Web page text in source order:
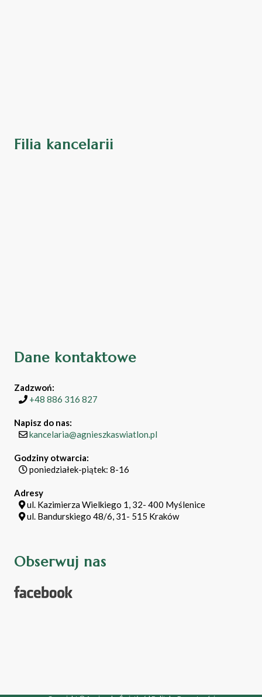
Filia kancelarii
Dane kontaktowe
Zadzwoń:
+48 886 316 827
Napisz do nas:
kancelaria@agnieszkaswiatlon.pl
Godziny otwarcia:
poniedziałek-piątek: 8-16
Adresy
ul. Kazimierza Wielkiego 1, 32- 400 Myślenice
ul. Bandurskiego 48/6, 31- 515 Kraków
Obserwuj nas